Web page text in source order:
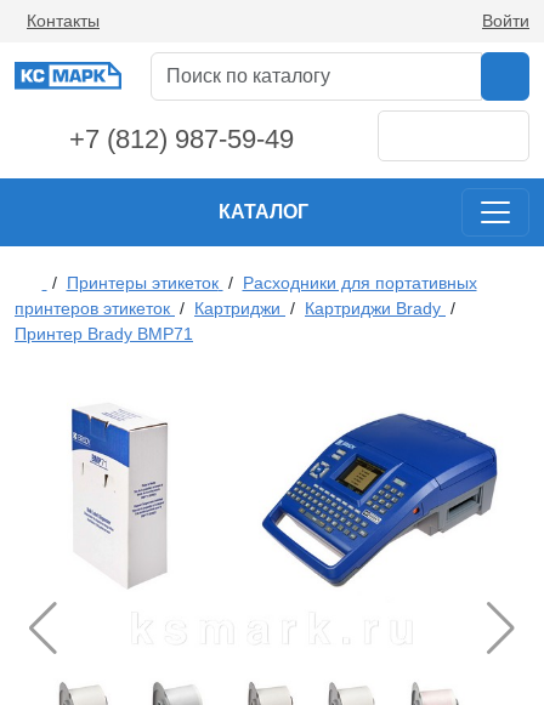
Контакты Войти
+7 (812) 987-59-49
КАТАЛОГ
/ Принтеры этикеток / Расходники для портативных
принтеров этикеток / Картриджи / Картриджи Brady /
Принтер Brady BMP71